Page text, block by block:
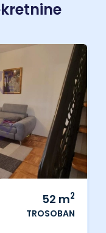
52 m2
TROSOBAN